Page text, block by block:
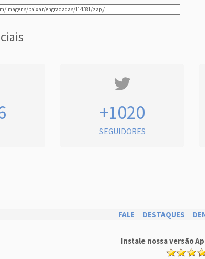
+1020
SEGUIDORES
FALE DESTAQUES
Instale nossa versão